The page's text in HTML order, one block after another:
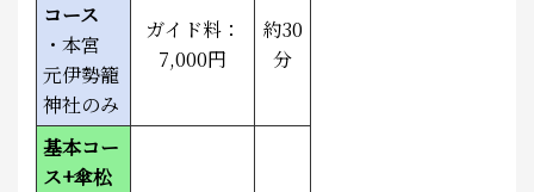
コース
・本宮
元伊勢籠
神社のみ
ガイド料：
7,000円
約30
分
基本コー
ス+傘松